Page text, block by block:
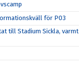
för P03
till Stadium Sickla, varmt